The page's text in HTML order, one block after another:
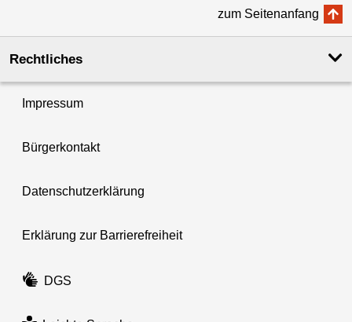
zum Seitenanfang
Rechtliches
Impressum
Bürgerkontakt
Datenschutzerklärung
Erklärung zur Barrierefreiheit
DGS